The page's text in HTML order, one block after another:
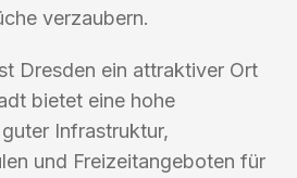
verzaubern.
Dresden ein attraktiver Ort
bietet eine hohe
Infrastruktur,
und Freizeitangeboten für